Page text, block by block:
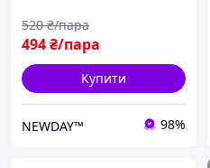
494₴/пара
520 ₴/пара
Купити
NEWDAY™ 98%